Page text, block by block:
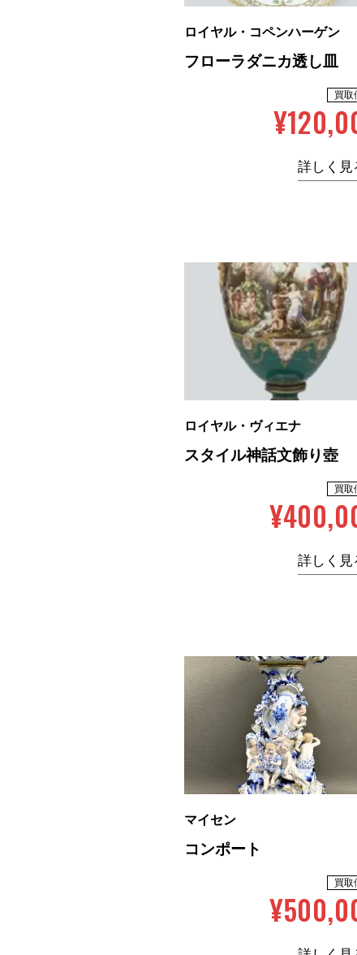
ロイヤル・コペンハーゲン
フローラダニカ透し皿
買取
詳しく見
ロイヤル・ヴィエナ
スタイル神話文飾り壺
買取
詳しく見
マイセン
コンポート
買取